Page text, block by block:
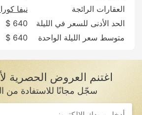
العقارات الرائجة
نيفا
الحد الأدنى للسعر في الليلة
640 $
متوسط سعر الليلة الواحدة
640 $
اغتنم العروض الحصرية
سجّل مجانًا للاستفادة من
If